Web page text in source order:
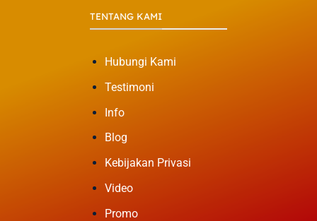
TENTANG KAMI
Hubungi Kami
Testimoni
Info
Blog
Kebijakan Privasi
Video
Promo